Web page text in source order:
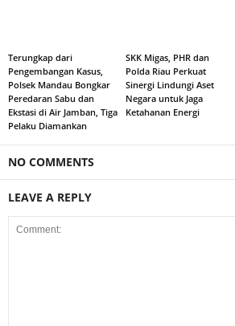
Terungkap dari
Pengembangan Kasus,
Polsek Mandau Bongkar
Peredaran Sabu dan
Ekstasi di Air Jamban, Tiga
Pelaku Diamankan
SKK Migas, PHR dan
Polda Riau Perkuat
Sinergi Lindungi Aset
Negara untuk Jaga
Ketahanan Energi
NO COMMENTS
LEAVE A REPLY